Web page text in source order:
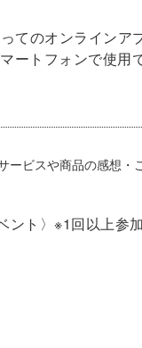
てのオンラインア
ートフォンで使用
ビスや商品の感想・
ント〉※1回以上参加